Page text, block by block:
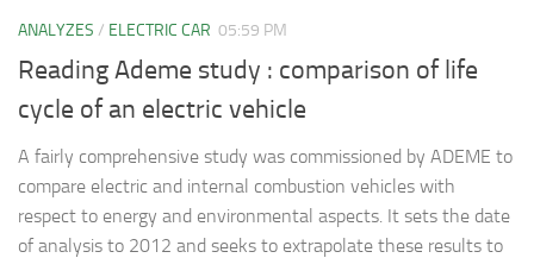
ANALYZES / ELECTRIC CAR 05:59 PM
Reading Ademe study : comparison of life
cycle of an electric vehicle
A fairly comprehensive study was commissioned by ADEME to
compare electric and internal combustion vehicles with
respect to energy and environmental aspects. It sets the date
of analysis to 2012 and seeks to extrapolate these results to